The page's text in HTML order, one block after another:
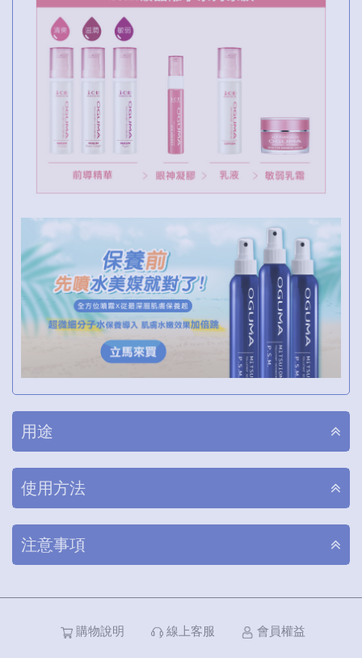
用途
使用方法
注意事項
購物說明 線上客服 會員權益